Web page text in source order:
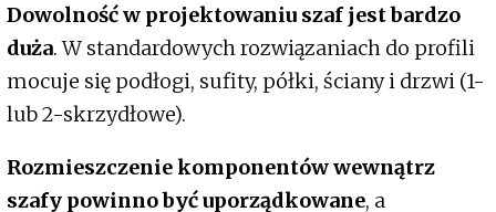
Dowolność w projektowaniu szaf jest bardzo
duża. W standardowych rozwiązaniach do profili
mocuje się podłogi, sufity, półki, ściany i drzwi (1-
lub 2-skrzydłowe).
Rozmieszczenie komponentów wewnątrz
szafy powinno być uporządkowane, a